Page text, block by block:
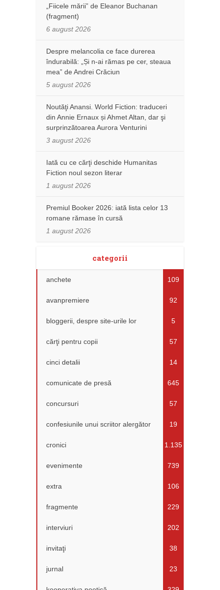
„Fiicele mării” de Eleanor Buchanan
(fragment)
6 august 2026
Despre melancolia ce face durerea
îndurabilă: „Și n-ai rămas pe cer, steaua
mea” de Andrei Crăciun
5 august 2026
Noutăţi Anansi. World Fiction: traduceri
din Annie Ernaux și Ahmet Altan, dar şi
surprinzătoarea Aurora Venturini
3 august 2026
Iată cu ce cărţi deschide Humanitas
Fiction noul sezon literar
1 august 2026
Premiul Booker 2026: iată lista celor 13
romane rămase în cursă
1 august 2026
categorii
anchete 109
avanpremiere 92
bloggerii, despre site-urile lor 5
cărţi pentru copii 57
cinci detalii 14
comunicate de presă 645
concursuri 57
confesiunile unui scriitor alergător 19
cronici 1.135
evenimente 739
extra 106
fragmente 229
interviuri 202
invitaţi 38
jurnal 23